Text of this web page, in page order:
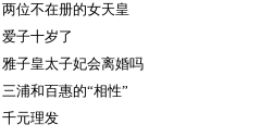
两位不在册的女天皇
爱子十岁了
雅子皇太子妃会离婚吗
三浦和百惠的“相性”
千元理发